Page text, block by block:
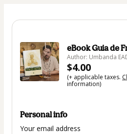
eBook Guia de
Author: Umbanda
$4.00
(+ applicable taxes.
information)
Personal info
Your email address